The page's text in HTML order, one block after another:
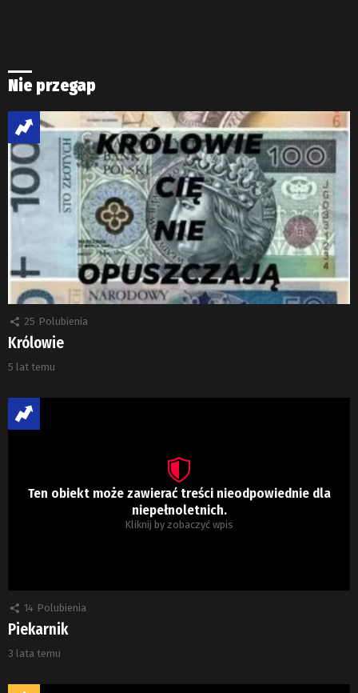
Nie przegap
25 Polubienia
Królowie
5 lat temu
Ten obiekt może zawierać treści nieodpowiednie dla
niepełnoletnich.
Kliknij by zobaczyć wpis
14 Polubienia
Piekarnik
3 lata temu